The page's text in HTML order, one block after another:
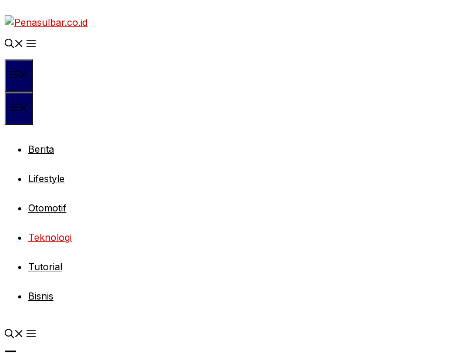
ke
isi
Berita
Lifestyle
Otomotif
Teknologi
Tutorial
Bisnis